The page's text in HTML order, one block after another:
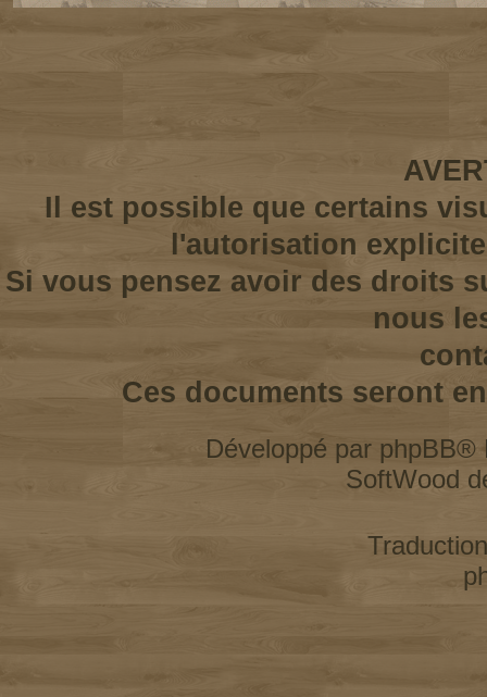
Il est possible que certains
l'autorisation
Si vous pensez avoir des droits
nous
Ces documents seront
Développé par phpBB®
SoftWood